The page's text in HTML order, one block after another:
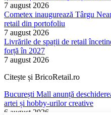
7 august 2026
Cometex inaugurează Târgu
retail din portofoliu
7 august 2026
Livrările de spații de retail
forță în 2027
7 august 2026
Citește și BricoRetail.ro
București Mall anunță
artei și hobby-urilor creative
6 august 2026